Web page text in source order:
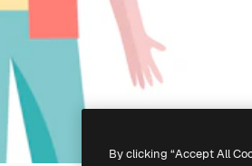
By clicking “Accept All